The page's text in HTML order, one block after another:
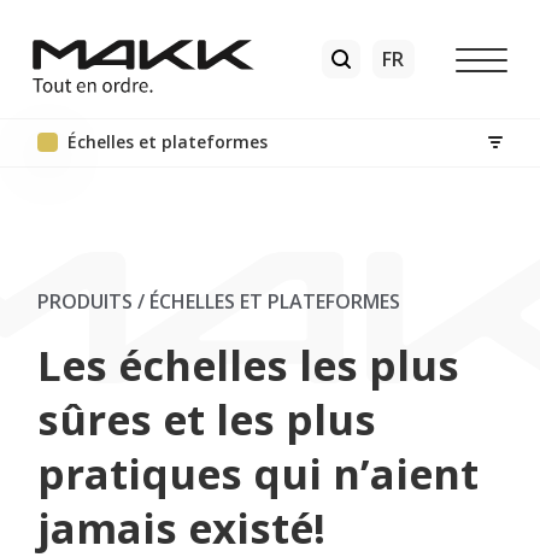
Échelles et plateformes
PRODUITS / ÉCHELLES ET PLATEFORMES
Les échelles les plus
sûres et les plus
pratiques qui n’aient
jamais existé!